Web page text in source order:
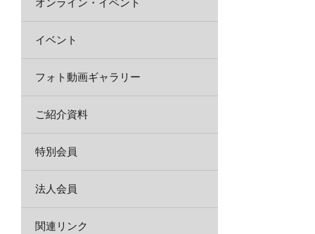
イベント
フォト動画ギャラリー
ご紹介資料
特別会員
法人会員
関連リンク